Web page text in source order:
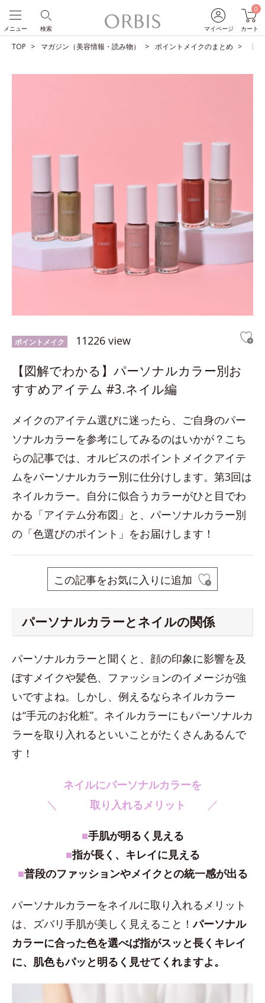
マイページ
0
カート
検索
メニュー
TOP マガジン（美容情報・読み物） ポイントメイクのまとめ 【
ポイントメイク 11226 view
【図解でわかる】パーソナルカラー別お
すすめアイテム #3.ネイル編
メイクのアイテム選びに迷ったら、ご自身のパー
ソナルカラーを参考にしてみるのはいかが？こち
らの記事では、オルビスのポイントメイクアイテ
ムをパーソナルカラー別に仕分けします。第3回は
ネイルカラー。自分に似合うカラーがひと目でわ
かる「アイテム分布図」と、パーソナルカラー別
の「色選びのポイント」をお届けします！
この記事をお気に入りに追加
パーソナルカラーとネイルの関係
パーソナルカラーと聞くと、顔の印象に影響を及
ぼすメイクや髪色、ファッションのイメージが強
いですよね。しかし、例えるならネイルカラー
は“手元のお化粧”。ネイルカラーにもパーソナルカ
ラーを取り入れるといいことがたくさんあるんで
す！
ネイルにパーソナルカラーを
＼ 取り入れるメリット ／
■手肌が明るく見える
■指が長く、キレイに見える
■普段のファッションやメイクとの統一感が出る
パーソナルカラーをネイルに取り入れるメリット
は、ズバリ手肌が美しく見えること！パーソナル
カラーに合った色を選べば指がスッと長くキレイ
に、肌色もパッと明るく見せてくれますよ。